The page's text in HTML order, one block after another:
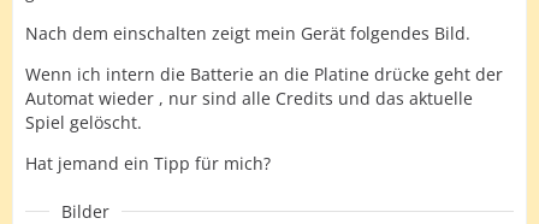
Nach dem einschalten zeigt mein Gerät folgendes Bild.
Wenn ich intern die Batterie an die Platine drücke geht der
Automat wieder , nur sind alle Credits und das aktuelle
Spiel gelöscht.
Hat jemand ein Tipp für mich?
Bilder